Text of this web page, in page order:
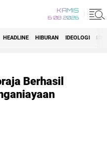
KAMIS
6 08 2026
HEADLINE HIBURAN IDEOLOGI
Berhasil